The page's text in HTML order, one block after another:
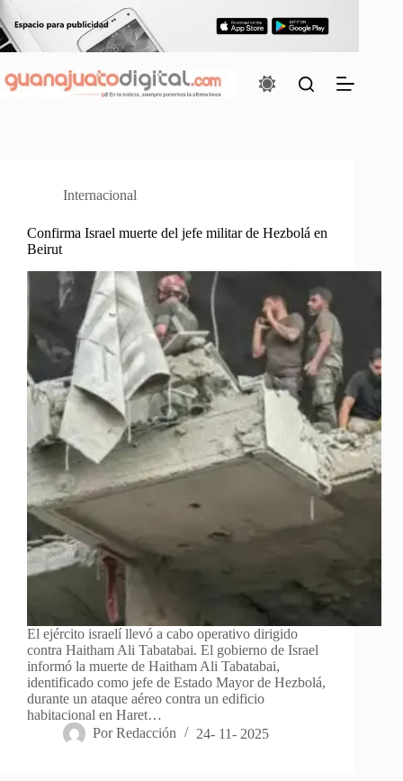
al
contenido
Internacional
Confirma Israel muerte del jefe militar de Hezbolá en
Beirut
El ejército israelí llevó a cabo operativo dirigido
contra Haitham Ali Tabatabai. El gobierno de Israel
informó la muerte de Haitham Ali Tabatabai,
identificado como jefe de Estado Mayor de Hezbolá,
durante un ataque aéreo contra un edificio
habitacional en Haret…
Por Redacción 24- 11- 2025